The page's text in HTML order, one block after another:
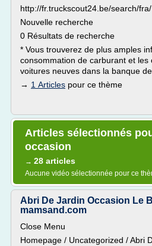
http://fr.truckscout24.be/search/fra/
Nouvelle recherche
0 Résultats de recherche
* Vous trouverez de plus amples
consommation de carburant et les
voitures neuves dans la banque
→ 1 Articles pour ce thème
Articles sélectionnés
occasion
→ 28 articles
Aucune vidéo sélectionnée pour ce
Abri De Jardin Occasion Le
mamsand.com
Close Menu
Homepage / Uncategorized / Abri